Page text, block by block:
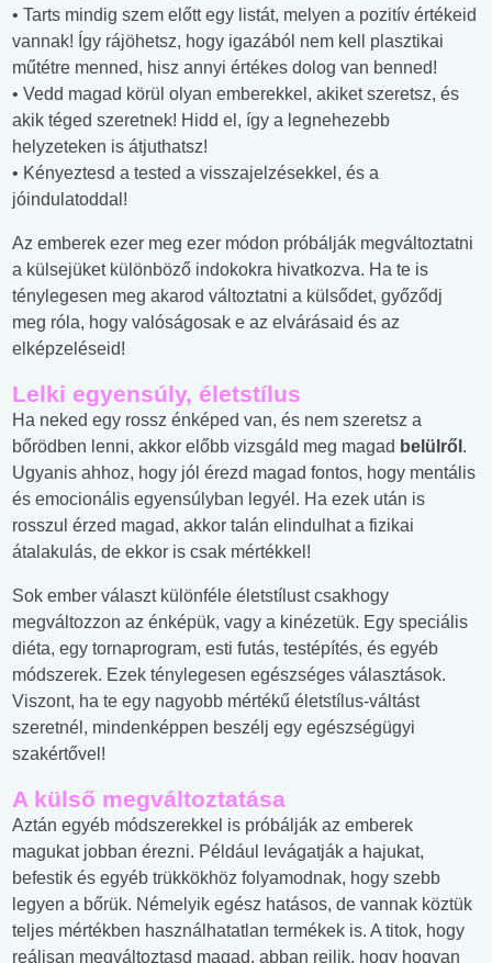
• Tarts mindig szem előtt egy listát, melyen a pozitív értékeid
vannak! Így rájöhetsz, hogy igazából nem kell plasztikai
műtétre menned, hisz annyi értékes dolog van benned!
• Vedd magad körül olyan emberekkel, akiket szeretsz, és
akik téged szeretnek! Hidd el, így a legnehezebb
helyzeteken is átjuthatsz!
• Kényeztesd a tested a visszajelzésekkel, és a
jóindulatoddal!
Az emberek ezer meg ezer módon próbálják megváltoztatni
a külsejüket különböző indokokra hivatkozva. Ha te is
ténylegesen meg akarod változtatni a külsődet, győződj
meg róla, hogy valóságosak e az elvárásaid és az
elképzeléseid!
Lelki egyensúly, életstílus
Ha neked egy rossz énképed van, és nem szeretsz a
bőrödben lenni, akkor előbb vizsgáld meg magad belülről .
Ugyanis ahhoz, hogy jól érezd magad fontos, hogy mentális
és emocionális egyensúlyban legyél. Ha ezek után is
rosszul érzed magad, akkor talán elindulhat a fizikai
átalakulás, de ekkor is csak mértékkel!
Sok ember választ különféle életstílust csakhogy
megváltozzon az énképük, vagy a kinézetük. Egy speciális
diéta, egy tornaprogram, esti futás, testépítés, és egyéb
módszerek. Ezek ténylegesen egészséges választások.
Viszont, ha te egy nagyobb mértékű életstílus-váltást
szeretnél, mindenképpen beszélj egy egészségügyi
szakértővel!
A külső megváltoztatása
Aztán egyéb módszerekkel is próbálják az emberek
magukat jobban érezni. Például levágatják a hajukat,
befestik és egyéb trükkökhöz folyamodnak, hogy szebb
legyen a bőrük. Némelyik egész hatásos, de vannak köztük
teljes mértékben használhatatlan termékek is. A titok, hogy
reálisan megváltoztasd magad, abban rejlik, hogy hogyan